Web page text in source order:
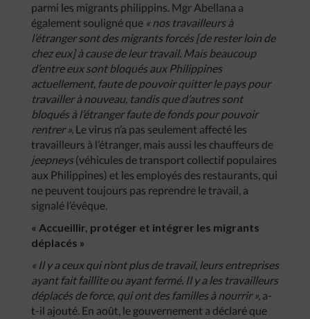
parmi les migrants philippins. Mgr Abellana a
également souligné que « nos travailleurs à
l’étranger sont des migrants forcés [de rester loin de
chez eux] à cause de leur travail. Mais beaucoup
d’entre eux sont bloqués aux Philippines
actuellement, faute de pouvoir quitter le pays pour
travailler à nouveau, tandis que d’autres sont
bloqués à l’étranger faute de fonds pour pouvoir
rentrer ». Le virus n’a pas seulement affecté les
travailleurs à l’étranger, mais aussi les chauffeurs de
jeepneys(véhicules de transport collectif populaires
aux Philippines) et les employés des restaurants, qui
ne peuvent toujours pas reprendre le travail, a
signalé l’évêque.
« Accueillir, protéger et intégrer les migrants
déplacés »
« Il y a ceux qui n’ont plus de travail, leurs entreprises
ayant fait faillite ou ayant fermé. Il y a les travailleurs
déplacés de force, qui ont des familles à nourrir », a-
t-il ajouté. En août, le gouvernement a déclaré que